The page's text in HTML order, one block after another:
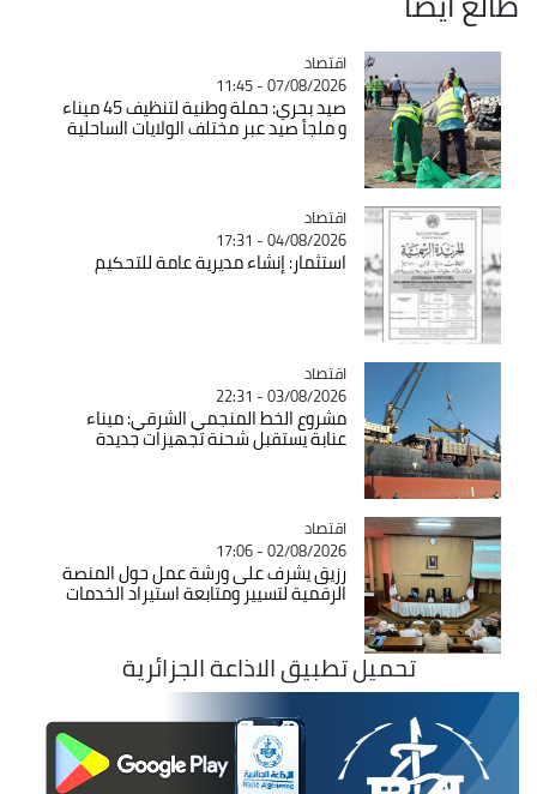
Catégorie
اقتصاد
07/08/2026 - 11:45
صيد بحري: حملة وطنية لتنظيف 45 ميناء
و ملجأ صيد عبر مختلف الولايات الساحلية
Catégorie
اقتصاد
04/08/2026 - 17:31
استثمار: إنشاء مديرية عامة للتحكيم
Catégorie
اقتصاد
03/08/2026 - 22:31
مشروع الخط المنجمي الشرقي: ميناء
عنابة يستقبل شحنة تجهيزات جديدة
Catégorie
اقتصاد
02/08/2026 - 17:06
رزيق يشرف على ورشة عمل حول المنصة
الرقمية لتسيير ومتابعة استيراد الخدمات
تحميل تطبيق الاذاعة الجزائرية